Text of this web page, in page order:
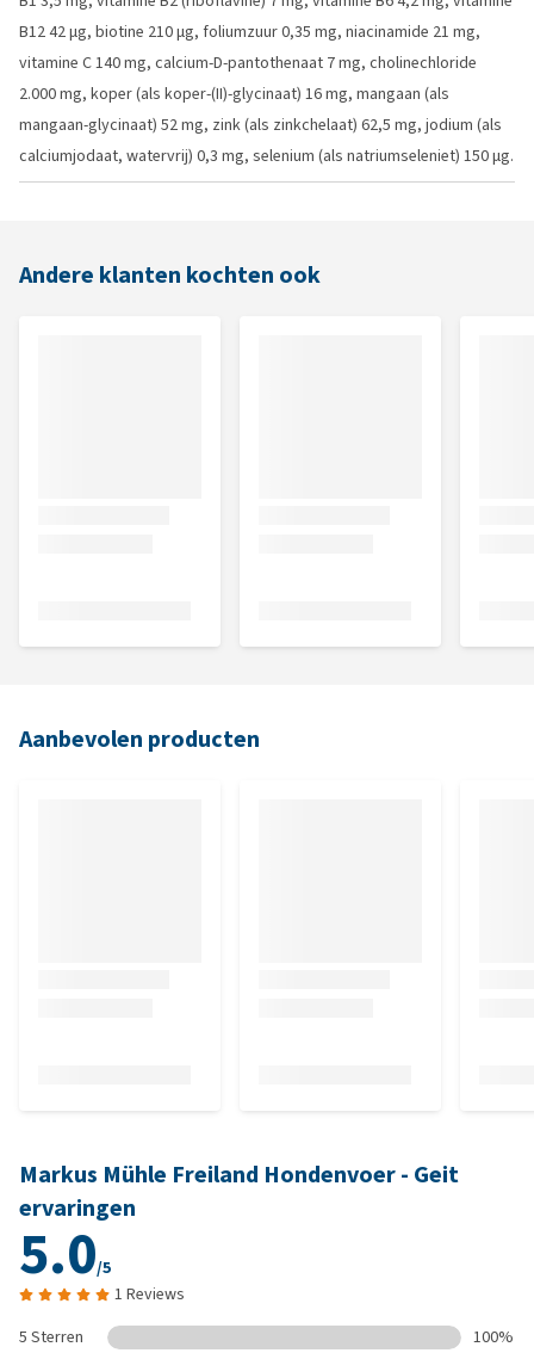
B12 42 µg, biotine 210 µg, foliumzuur 0,35 mg, niacinamide 21 mg,
vitamine C 140 mg, calcium-D-pantothenaat 7 mg, cholinechloride
2.000 mg, koper (als koper-(II)-glycinaat) 16 mg, mangaan (als
mangaan-glycinaat) 52 mg, zink (als zinkchelaat) 62,5 mg, jodium (als
calciumjodaat, watervrij) 0,3 mg, selenium (als natriumseleniet) 150 µg.
Andere klanten kochten ook
Aanbevolen producten
Markus Mühle Freiland Hondenvoer - Geit
ervaringen
5.0/5
1 Reviews
5 Sterren
100%